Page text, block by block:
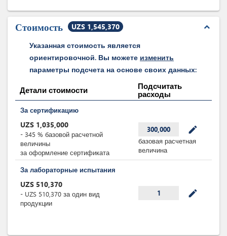
дорожной
перевозке
грузов)
Стоимость UZS 1,545,370 expand_less
Указанная стоимость является
ориентировочной. Вы можете изменить
параметры подсчета на основе своих данных:
Детали стоимости
Подсчитать
расходы
За сертификацию
UZS 1,035,000
- 345 % базовой расчетной
величины
за оформление сертификата
300,000 mode_edit
базовая расчетная
величина
За лабораторные испытания
UZS 510,370
- UZS 510,370 за один вид
продукции
1 mode_edit